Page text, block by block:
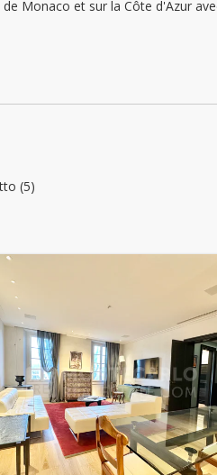
Monaco et sur la Côte d'Azur
(5)